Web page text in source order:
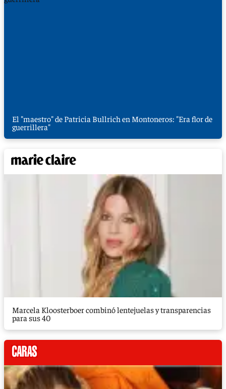
El "maestro" de Patricia Bullrich en Montoneros: "Era flor de
guerrillera"
Marcela Kloosterboer combinó lentejuelas y transparencias
para sus 40